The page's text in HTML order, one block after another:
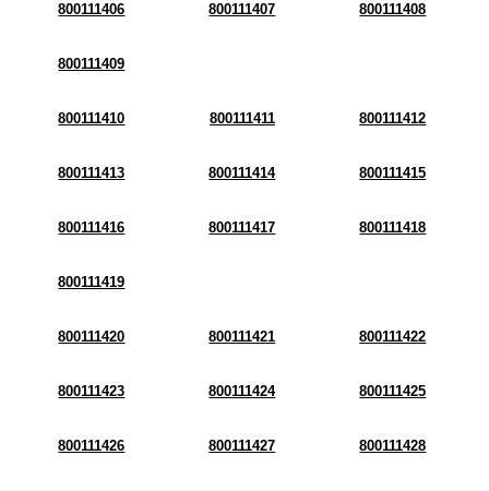
800111406 800111407 800111408
800111409
800111410 800111411 800111412
800111413 800111414 800111415
800111416 800111417 800111418
800111419
800111420 800111421 800111422
800111423 800111424 800111425
800111426 800111427 800111428